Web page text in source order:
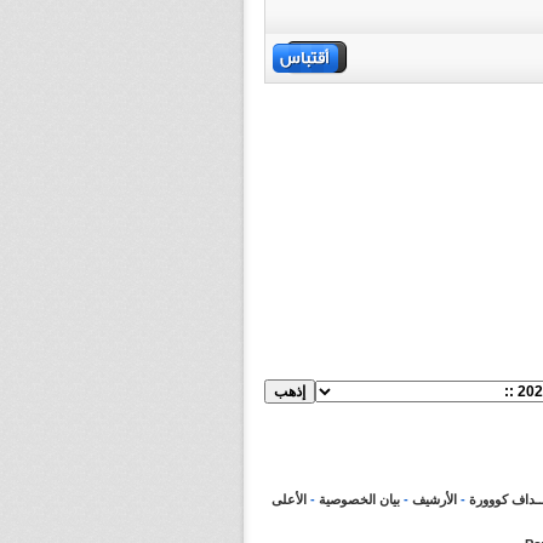
كووورة - الأرشيف - بيان الخصوصية - الأعلى